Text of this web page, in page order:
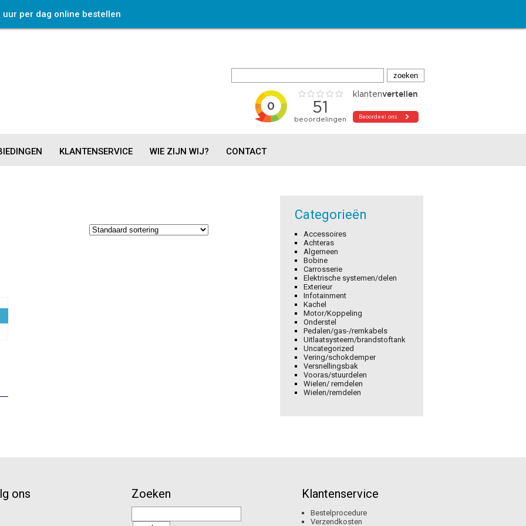
uur per dag online bestellen
KLANTENSERVICE WIE ZIJN WIJ? CONTACT
Categorieën
Accessoires
Achteras
Algemeen
Bobine
Carrosserie
Elektrische systemen/delen
Exterieur
Infotainment
Kachel
Motor/Koppeling
Onderstel
Pedalen/gas-/remkabels
Uitlaatsysteem/brandstoftank
Uncategorized
Vering/schokdemper
Versnellingsbak
Vooras/stuurdelen
Wielen/ remdelen
Wielen/remdelen
ons Zoeken Klantenservice
Bestelprocedure
Verzendkosten